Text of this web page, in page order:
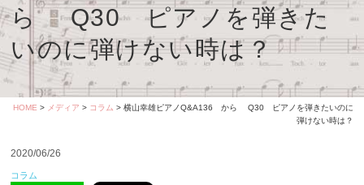
ら Q30 ピアノを弾きた
いのに弾けない時は？
HOME > メディア > コラム > 横山幸雄ピアノQ&A136 から Q30 ピアノを弾きたいのに
弾けない時は？
2020/06/26
コラム